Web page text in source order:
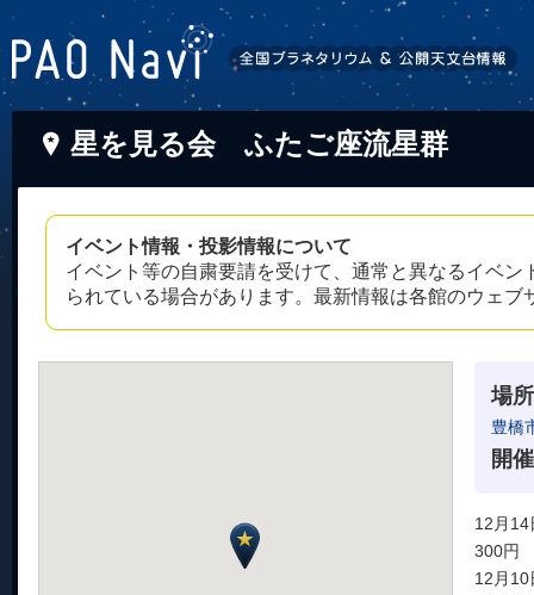
星を見る会 ふたご座流星群
イベント情報・投影情報について
イベント等の自粛要請を受けて、通常と異なるイベ
られている場合があります。最新情報は各館のウェ
場所
豊橋
開
12月14
300円
12月10